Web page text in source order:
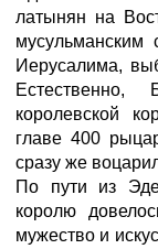
латынян на
Иерусалима,
королевской
главе 400
сразу же
По пути из
королю
мужество и